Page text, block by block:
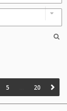
5 20